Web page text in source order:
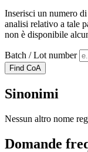
Inserisci un numero
analisi relativo a tale
non è disponibile
Batch / Lot number
Find CoA
Sinonimi
Nessun altro nome
Domande